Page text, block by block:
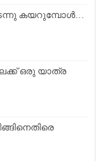
കയറുമ്പോൾ…
ഒരു യാത്ര